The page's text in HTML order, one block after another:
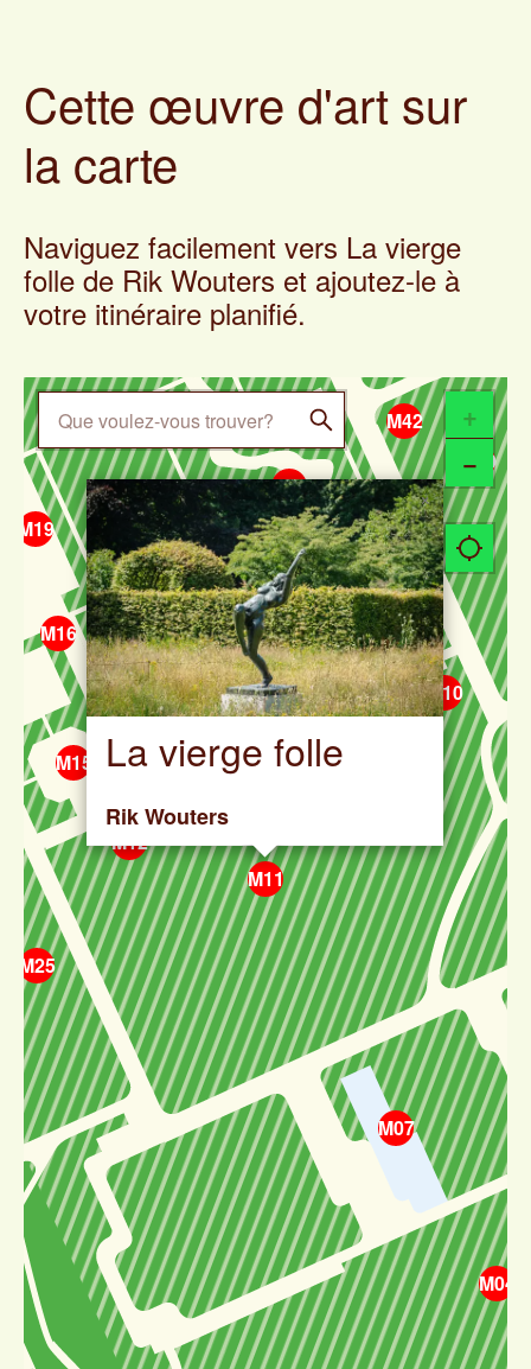
Cette œuvre d'art sur
la carte
Naviguez facilement vers La vierge
folle de Rik Wouters et ajoutez-le à
votre itinéraire planifié.
M07
M04
M10
M40
M36
M33
M34
M35
M42
M31
M32
M21
M11
M25
M37
M16
M19
M12
M15 La vierge folle
RikWouters
×
+
−
current